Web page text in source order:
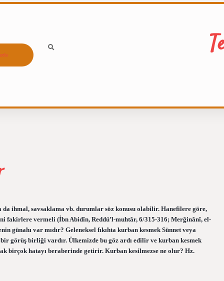
ihmal, savsaklama vb. durumlar söz konusu olabilir. Hanefilere göre,
fakirlere vermeli (İbn Abidîn, Reddü’l-muhtâr, 6/315-316; Merğinânî, el-
günahı var mıdır? Geleneksel fıkıhta kurban kesmek Sünnet veya
görüş birliği vardır. Ülkemizde bu göz ardı edilir ve kurban kesmek
birçok hatayı beraberinde getirir. Kurban kesilmezse ne olur? Hz.